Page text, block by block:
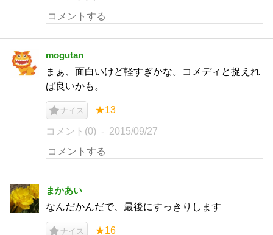
mogutan
まぁ、面白いけど軽すぎかな。コメディと捉えれ
ば良いかも。
ナイス ★13
コメント(0) 2015/09/27
まかあい
なんだかんだで、最後にすっきりします
ナイス ★16